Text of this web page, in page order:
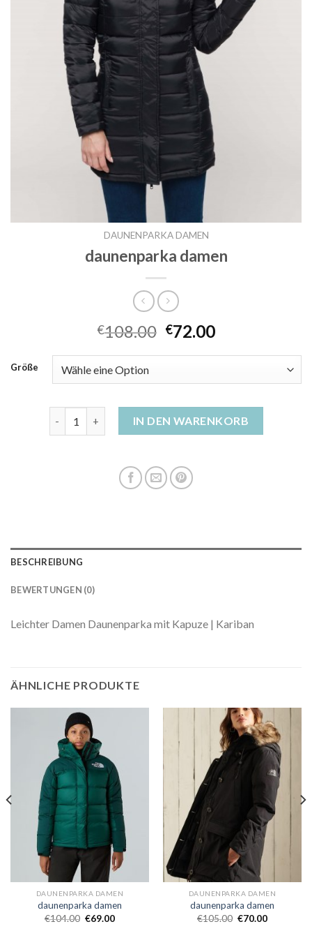
DAUNENPARKA DAMEN
daunenparka damen
€108.00 €72.00
Größe
daunenparka damen MengeIN DEN WARENKORB
BESCHREIBUNG
BEWERTUNGEN (0)
Leichter Damen Daunenparka mit Kapuze | Kariban
ÄHNLICHE PRODUKTE
DAUNENPARKA DAMEN
daunenparka damen
€104.00 €69.00
DAUNENPARKA DAMEN
daunenparka damen
€105.00 €70.00